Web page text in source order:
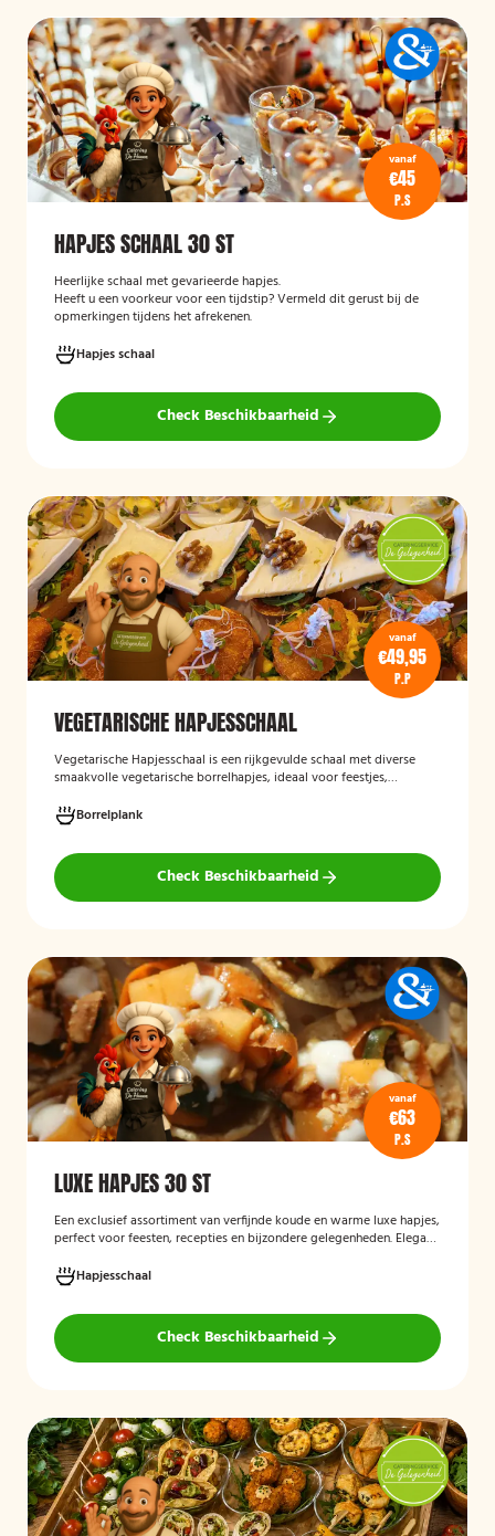
vanaf
€45
P.S
HAPJES SCHAAL 30 ST
Heerlijke schaal met gevarieerde hapjes.
Heeft u een voorkeur voor een tijdstip? Vermeld dit gerust bij de
opmerkingen tijdens het afrekenen.
Hapjes schaal
Check Beschikbaarheid
vanaf
€49,95
P.P
VEGETARISCHE HAPJESSCHAAL
Vegetarische Hapjesschaal is een rijkgevulde schaal met diverse
smaakvolle vegetarische borrelhapjes, ideaal voor feestjes,
een gevarieerde selectie van vegetarische lekkernijen die direct
klaar zijn om te serveren en geschikt zijn voor gasten die bewust of
volledig vegetarisch eten.
Borrelplank
Check Beschikbaarheid
vanaf
€63
P.S
LUXE HAPJES 30 ST
Een exclusief assortiment van verfijnde koude en warme luxe hapjes,
perfect voor feesten, recepties en bijzondere gelegenheden. Elegant
garnituren.
Hapjesschaal
Check Beschikbaarheid